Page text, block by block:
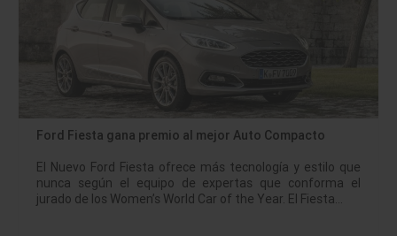
Ford Fiesta gana premio al mejor Auto Compacto
El Nuevo Ford Fiesta ofrece más tecnología y estilo que
nunca según el equipo de expertas que conforma el
jurado de los Women’s World Car of the Year. El Fiesta…